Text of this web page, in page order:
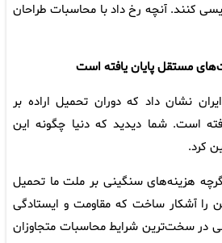
کنند. آنچه رخ داد با محاسبات طراحان
مستقل پایان یافته است
نشان داد که دوران تحمیل اراده بر
است. شما دیدید که دنیا چگونه این
کرد.
هزینه‌های سنگینی بر ملت ما تحمیل
را آشکار ساخت که مقاومت و ایستادگی
در سخت‌ترین شرایط محاسبات متجاوزان